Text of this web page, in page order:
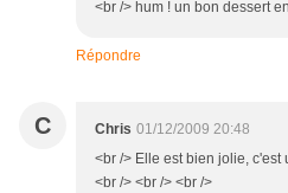
<br /> hum ! un bon dessert
Répondre
C Chris 01/12/2009 20:48
<br /> Elle est bien jolie,
<br /> <br /> <br />